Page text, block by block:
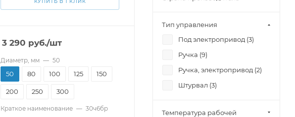
3 290 руб./шт
Диаметр, мм — 50
50 80 100 125 150
200 250 300
Краткое наименование — 30ч6бр
Тип управления
Под электропривод (3)
Ручка (9)
Ручка, электропривод (2)
Штурвал (3)
Температура рабочей